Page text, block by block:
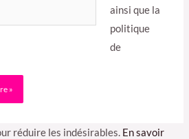
ainsi que la
politique
de
réduire les indésirables. En savoir